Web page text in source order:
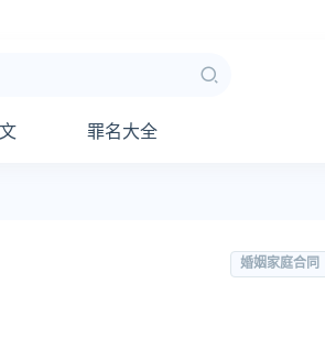
罪名大全
婚姻家庭合同